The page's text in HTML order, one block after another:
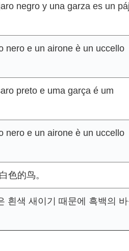
negro y una garza es un
nero e un airone è un uccello
preto e uma garça é um
nero e un airone è un uccello
色的鸟。
흰색 새이기 때문에 흑백의